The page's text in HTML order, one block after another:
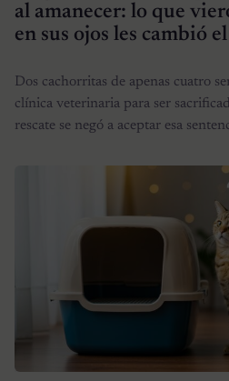
al amanecer: lo que
en sus ojos les cambió
Dos cachorritas de apenas cuatro
clínica veterinaria para ser
rescate se negó a aceptar esa